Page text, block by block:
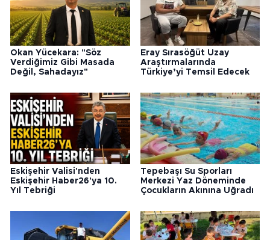
Okan Yücekara: "Söz
Verdiğimiz Gibi Masada
Değil, Sahadayız"
Eray Sırasöğüt Uzay
Araştırmalarında
Türkiye’yi Temsil Edecek
Eskişehir Valisi'nden
Eskişehir Haber26'ya 10.
Yıl Tebriği
Tepebaşı Su Sporları
Merkezi Yaz Döneminde
Çocukların Akınına Uğradı